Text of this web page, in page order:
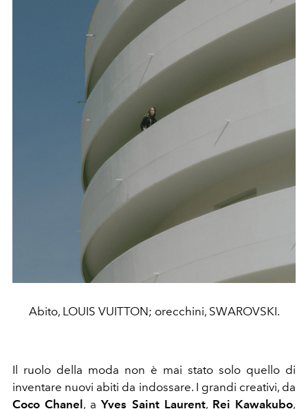
Abito, LOUIS VUITTON; orecchini, SWAROVSKI.
Il ruolo della moda non è mai stato solo quello di
inventare nuovi abiti da indossare. I grandi creativi, da
Coco Chanel, aYves Saint Laurent, Rei Kawakubo,